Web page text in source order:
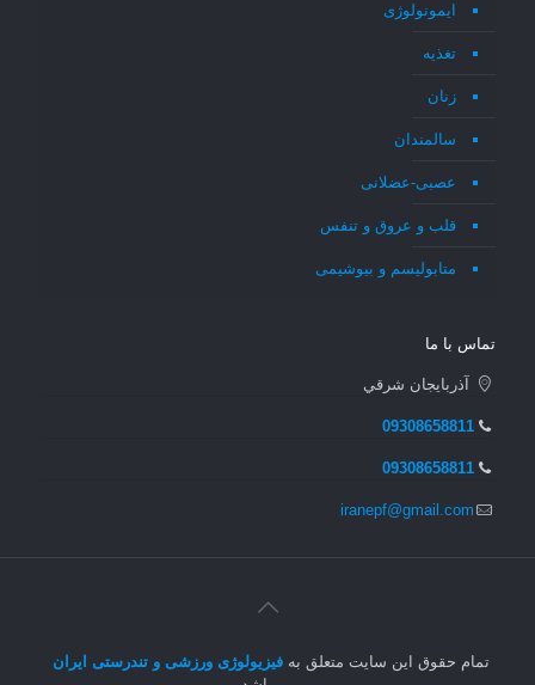
ایمونولوژی
تغذیه
زنان
سالمندان
عصبی-عضلانی
قلب و عروق و تنفس
متابولیسم و بیوشیمی
تماس با ما
آذربايجان شرقي
09308658811
09308658811
iranepf@gmail.com
تمام حقوق این سایت متعلق بهفیزیولوژی ورزشی و تندرستی ایران